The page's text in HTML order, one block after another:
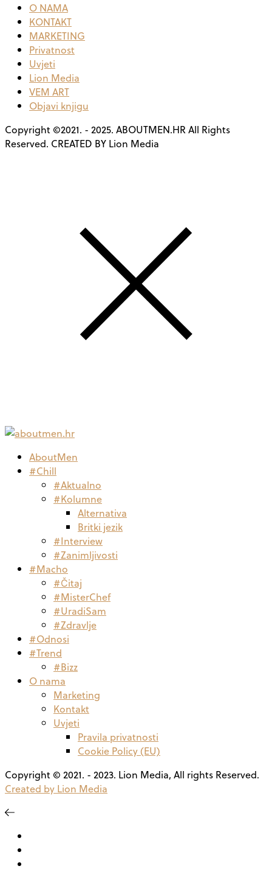
O NAMA
KONTAKT
MARKETING
Privatnost
Uvjeti
Lion Media
VEM ART
Objavi knjigu
Copyright ©2021. - 2025. ABOUTMEN.HR All Rights
Reserved. CREATED BY Lion Media
AboutMen
#Chill
#Aktualno
#Kolumne
Alternativa
Britki jezik
#Interview
#Zanimljivosti
#Macho
#Čitaj
#MisterChef
#UradiSam
#Zdravlje
#Odnosi
#Trend
#Bizz
O nama
Marketing
Kontakt
Uvjeti
Pravila privatnosti
Cookie Policy (EU)
Copyright © 2021. - 2023. Lion Media, All rights Reserved.
Created by Lion Media